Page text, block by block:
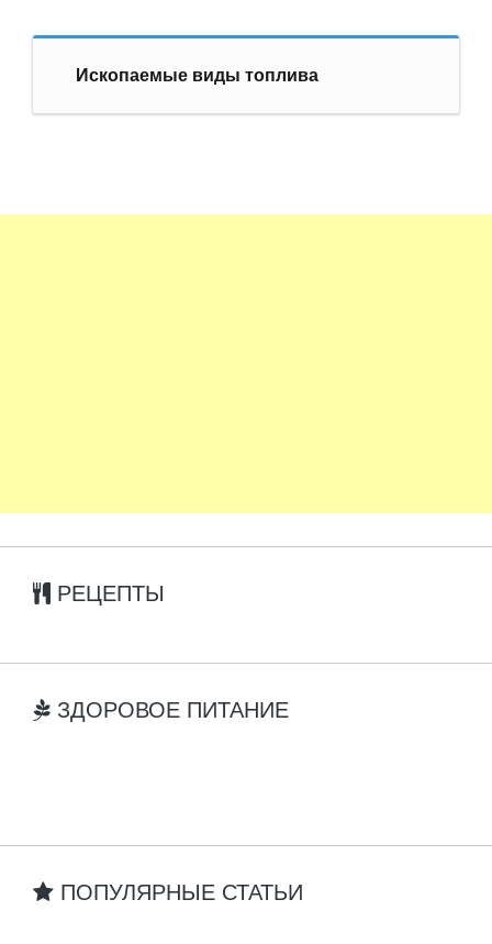
Ископаемые виды топлива
РЕЦЕПТЫ
ЗДОРОВОЕ ПИТАНИЕ
ПОПУЛЯРНЫЕ СТАТЬИ